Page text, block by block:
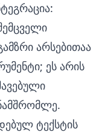
არსებითაა
ეს არის
ტექსტის